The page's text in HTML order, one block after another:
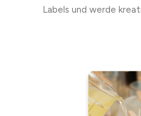
Labels und werde